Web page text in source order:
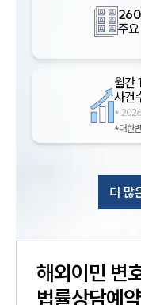
260
주
월간
사건
* 2026
*대한
더 많
해외이민 변
법률상담예약